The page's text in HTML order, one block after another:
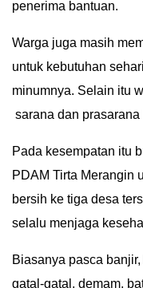
penerima bantuan.
Warga juga masih
untuk kebutuhan
minumnya. Selain itu
sarana dan
Pada kesempatan itu
PDAM Tirta Merangin
bersih ke tiga desa
selalu menjaga
Biasanya pasca
gatal-gatal, demam,